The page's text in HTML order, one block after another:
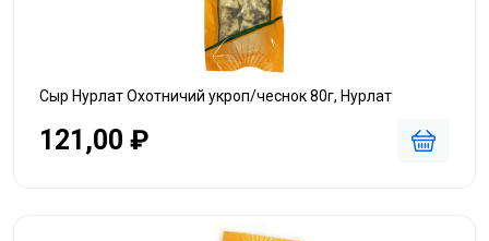
Сыр Нурлат Охотничий укроп/чеснок 80г, Нурлат
121,00 ₽